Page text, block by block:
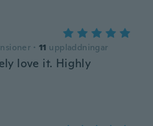
· 11 uppladdningar
love it. Highly